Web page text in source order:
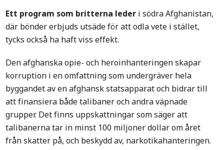
Ett program som britterna lederi södra Afghanistan,
där bönder erbjuds utsäde för att odla vete i stället,
tycks också ha haft viss effekt.
Den afghanska opie- och heroinhanteringen skapar
korruption i en omfattning som undergräver hela
byggandet av en afghansk statsapparat och bidrar till
att finansiera både talibaner och andra väpnade
grupper. Det finns uppskattningar som säger att
talibanerna tar in minst 100 miljoner dollar om året
från skatter på, och beskydd av, narkotikahanteringen.